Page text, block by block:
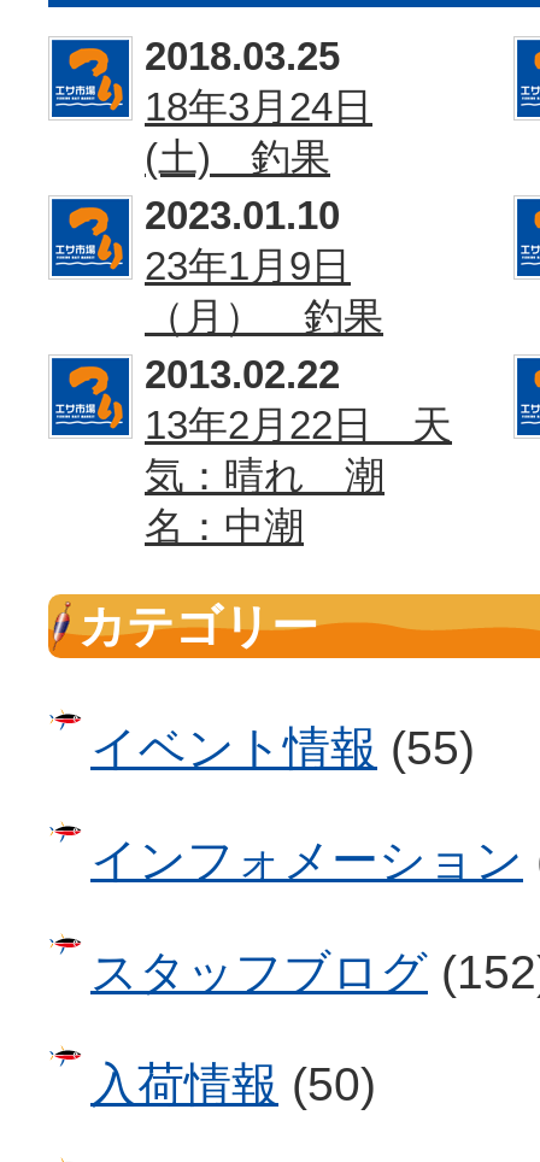
2018.03.25
18年3月24日
(土) 釣果
2023.01.10
23年1月9日
（月） 釣果
2013.02.22
13年2月22日 天
気：晴れ 潮
名：中潮
カテゴリー
イベント情報 (55)
インフォメーション
スタッフブログ
入荷情報 (50)